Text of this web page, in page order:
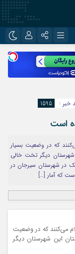
خبر : 1595
که در وضعیت بسیار
و در هر ۲ بیمارستان این شهرستان دیگر تخت خالی
اینک در شهرستان سیرجان در
که آمار […]
می‌کنند که در وضعیت
کرونا قرار دارند و در هر ۲ بیمارستان این شهرستان دیگر